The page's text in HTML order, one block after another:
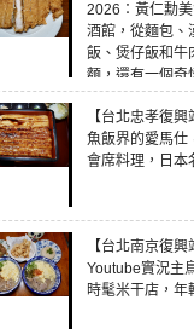
2026：黃仁勳
酒館，從麵包、
飯、煲仔飯和牛
麵，還有一個奇
【台北忠孝復
魚飯界的愛馬仕
會席料理，日本
【台北南京復
Youtube實況主
時髦米干店，年